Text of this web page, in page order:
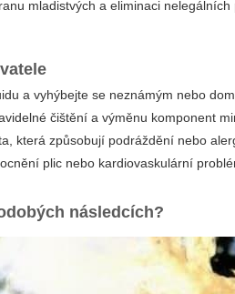
mladistvých a eliminaci
a vyhýbejte se neznámým nebo
čištění a výměnu komponent
která způsobují podráždění nebo
plic nebo kardiovaskulární
následcích?